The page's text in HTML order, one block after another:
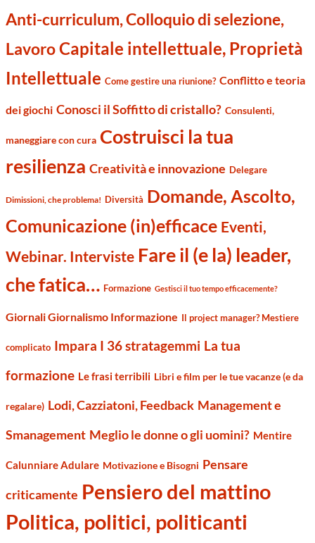
Anti-curriculum, Colloquio di selezione,
LavoroCapitale intellettuale, Proprietà
Intellettuale Come gestire una riunione? Conflitto e teoria
dei giochi Conosci il Soffitto di cristallo? Consulenti,
maneggiare con cura Costruisci la tua
resilienza Creatività e innovazione Delegare
Dimissioni, che problema! Diversità Domande, Ascolto,
Comunicazione (in)efficace Eventi,
Webinar. Interviste Fare il (e la) leader,
che fatica… Formazione Gestisci il tuo tempo efficacemente?
Giornali Giornalismo Informazione Il project manager? Mestiere
complicato Impara I 36 stratagemmi La tua
formazione Le frasi terribili Libri e film per le tue vacanze (e da
regalare) Lodi, Cazziatoni, Feedback Management e
Smanagement Meglio le donne o gli uomini? Mentire
Calunniare Adulare Motivazione e Bisogni Pensare
criticamente Pensiero del mattino
Politica, politici, politicanti